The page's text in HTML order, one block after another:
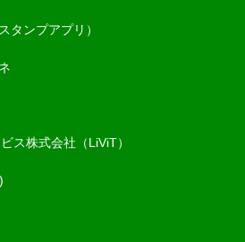
タンプアプリ）
ス株式会社（LiViT）